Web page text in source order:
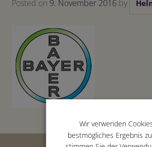
PARK VILLA 360°
Posted on 9. November 2016by
Wir verwenden
bestmögliches Ergebnis